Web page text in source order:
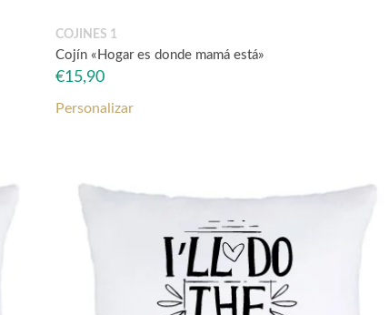
COJINES 1
Cojín «Hogar es donde mamá está»
€15,90
Personalizar